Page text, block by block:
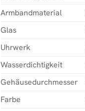
Armbandmaterial
Glas
Uhrwerk
Wasserdichtigkeit
Gehäusedurchmesser
Farbe